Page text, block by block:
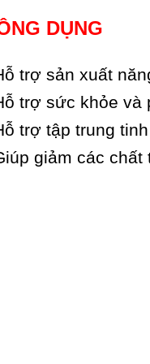
DỤNG
trợ sản xuất
trợ sức khỏe và
trợ tập trung
giảm các